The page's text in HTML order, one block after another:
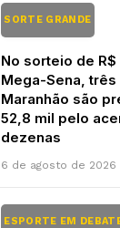
SORTE GRANDE
No sorteio de R$
Mega-Sena,
Maranhão são
52,8 mil pelo
dezenas
6 de agosto de 2026
ESPORTE EM